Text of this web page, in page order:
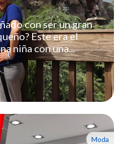
con ser un gran
Este era el
niña con una...
Moda